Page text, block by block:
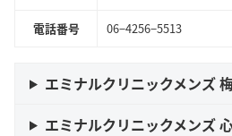
電話番号 06−4256−5513
エミナルクリニックメンズ
エミナルクリニックメンズ